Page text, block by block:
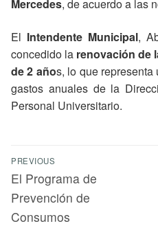
Mercedes, de acuerdo a las
El Intendente Municipal,
concedido la renovación de
de 2 años, lo que
gastos anuales de la
Personal Universitario.
PREVIOUS
El Programa de
Prevención de
Consumos